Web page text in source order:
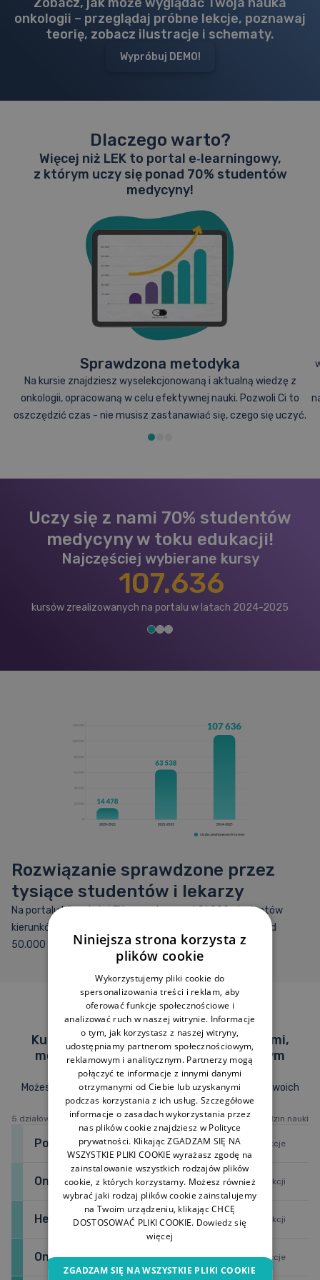
onkologii – przeglądaj próbne lekcje, poznawaj
teorię, zobacz ilustracje i schematy.
Wypróbuj DEMO!
Dlaczego warto?
Więcej niż LEK to portal e‑learningowy,
z którym uczy się ponad 70% studentów
medycyny!
Sprawdzona metodyka
Na kursie znajdziesz wyselekcjonowaną i aktualną wiedzę z
onkologii, opracowaną w celu efektywnej nauki. Pozwoli Ci to
oszczędzić czas - nie musisz zastanawiać się, czego się uczyć.
Uczy się z nami 70% studentów
medycyny w toku edukacji!
Najczęściej wybierane kursy
107.636
kursów zrealizowanych na portalu w latach 2024-2025
Rozwiązanie sprawdzone przez
tysiące studentów i lekarzy
Na portalu Więcej niż LEK uczy się ponad 21.000 studentów
kierunków medycznych i lekarzy rocznie, realizując ponad
50.000 kursów!
Program Kursu z Onkologii
Kurs zakłada pracę z gotowymi, lekcjami,
możliwymi do realizowania we własnym
tempie.
Możesz stworzyć własny plan lekcji, dostosowany do Twoich
potrzeb i warunków czasowych.
5 działów / 43 lekcje 1 lekcja = ok. 1–2 godzin nauki
Podstawy onkologii 4 lekcje
1.1. Wstęp do onkologii
1.2. Diagnostyka onkologiczna
1.3.
Onkologia szczegółowa 19 lekcji
2.1. Nowotwory głowy i szyi
2.2.
Hematoonkologia 8 lekcji
3.1.Wstęp do układu białokrwinkowego
Onkologia i hematoonkologia dziecięca4 lekcje
Niniejsza strona korzysta z
plików cookie
Wykorzystujemy pliki cookie do
spersonalizowania treści i reklam, aby
oferować funkcje społecznościowe i
analizować ruch w naszej witrynie. Informacje
o tym, jak korzystasz z naszej witryny,
udostępniamy partnerom społecznościowym,
reklamowym i analitycznym. Partnerzy mogą
połączyć te informacje z innymi danymi
otrzymanymi od Ciebie lub uzyskanymi
podczas korzystania z ich usług. Szczegółowe
informacje o zasadach wykorzystania przez
nas plików cookie znajdziesz w Polityce
prywatności. Klikając ZGADZAM SIĘ NA
WSZYSTKIE PLIKI COOKIE wyrażasz zgodę na
zainstalowanie wszystkich rodzajów plików
cookie, z których korzystamy. Możesz również
wybrać jaki rodzaj plików cookie zainstalujemy
na Twoim urządzeniu, klikając CHCĘ
DOSTOSOWAĆ PLIKI COOKIE. Dowiedz się
więcej
ZGADZAM SIĘ NA WSZYSTKIE PLIKI COOKIE